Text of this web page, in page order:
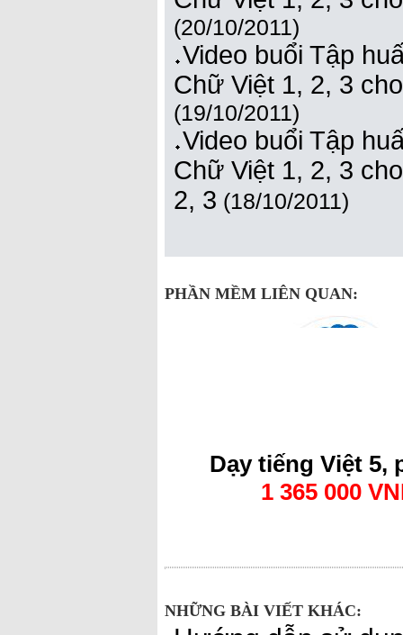
(20/10/2011)
Video buổi Tập
Chữ Việt 1, 2, 3
(19/10/2011)
Video buổi Tập
Chữ Việt 1, 2, 3
2, 3 (18/10/2011)
PHẦN MỀM LIÊN QUAN:
Dạy tiếng Việt 5,
1 365 000
NHỮNG BÀI VIẾT KHÁC: